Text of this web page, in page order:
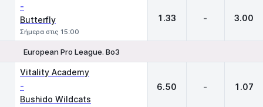
-
Butterfly
Σήμερα στις 15:00
1.33 - 3.00
European Pro League. Bo3
Vitality Academy
-
Bushido Wildcats
6.50 - 1.07